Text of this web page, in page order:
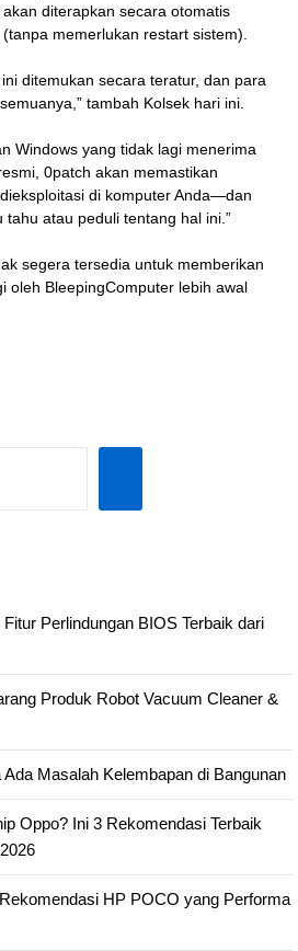
diterapkan secara otomatis
memerlukan restart sistem).
ditemukan secara teratur, dan para
tambah Kolsek hari ini.
Windows yang tidak lagi menerima
0patch akan memastikan
di komputer Anda—dan
atau peduli tentang hal ini.”
segera tersedia untuk memberikan
oleh BleepingComputer lebih awal
Perlindungan BIOS Terbaik dari
Produk Robot Vacuum Cleaner &
Ada Masalah Kelembapan di Bangunan
Oppo? Ini 3 Rekomendasi Terbaik
HP POCO yang Performa